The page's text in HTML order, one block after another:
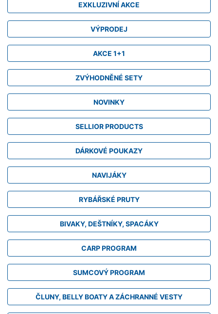
EXKLUZIVNÍ AKCE
VÝPRODEJ
AKCE 1+1
ZVÝHODNĚNÉ SETY
NOVINKY
SELLIOR PRODUCTS
DÁRKOVÉ POUKAZY
NAVIJÁKY
RYBÁŘSKÉ PRUTY
BIVAKY, DEŠTNÍKY, SPACÁKY
CARP PROGRAM
SUMCOVÝ PROGRAM
ČLUNY, BELLY BOATY A ZÁCHRANNÉ VESTY